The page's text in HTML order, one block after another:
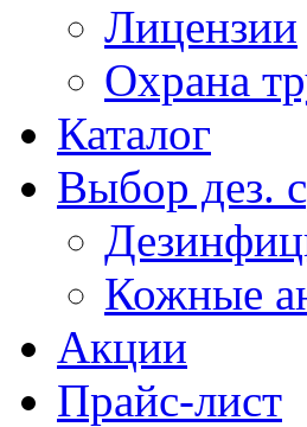
Лицензии
Охрана
Каталог
Выбор дез.
Кожные
Акции
Прайс-лист